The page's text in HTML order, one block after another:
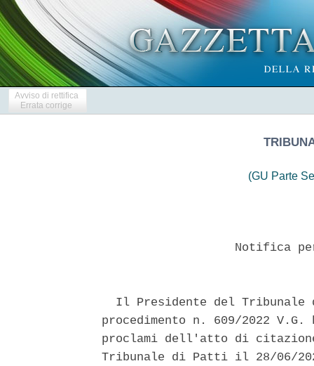
Avviso di rettifica
Errata corrige
(GU Parte
Notifica
Il Presidente del Tribunale
procedimento n. 609/2022
proclami dell'atto di
Tribunale di Patti il 28/06/